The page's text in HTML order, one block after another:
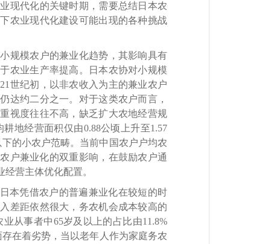
现代化的关键时期，需要总结日本农
农业现代化建设可能出现的各种挑战
模农户的兼业化趋势，其影响具有
农业生产率提高。日本农协对小规模
世纪初，以非农收入为主的兼业农户
达约二分之一。对于这类农户而言，
视度往往不高，缺乏扩大农地经营规
地经营面积仅由0.88公顷上升至1.57
的小农户范畴。当前中国农户户均农
户兼业化的双重影响，在鼓励农户通
营主体优化配置。
凭借农户的普遍兼业化在较短的时
差距依然很大，务农机会成本较高的
从事者中65岁及以上的占比由11.8%
在着劣势，当以老年人作为家庭务农